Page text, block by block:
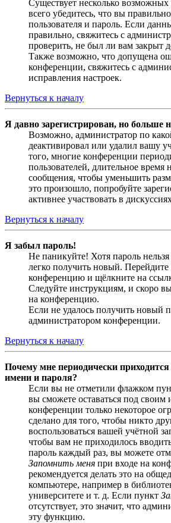
Существует несколько
всего убедитесь, что вы
пользователя и пароль. Если
правильно, свяжитесь с
проверить, не был ли вам закрыт
Также возможно, что допущена
конференции, свяжитесь с
исправления настроек.
Вернуться к началу
Я давно зарегистрирован, но больше
Возможно, администратор по
деактивировал или удалил вашу
того, многие конференции
пользователей, длительное время
сообщения, чтобы уменьшить
это произошло, попробуйте
активнее участвовать в
Вернуться к началу
Я забыл пароль!
Не паникуйте! Хотя пароль
легко получить новый. Перейдите
конференцию и щёлкните на
Следуйте инструкциям, и скоро
на конференцию.
Если не удалось получить новый
администратором конференции.
Вернуться к началу
Почему мне периодически
имени и пароля?
Если вы не отметили флажком
вы сможете оставаться под своим
конференции только некоторое
сделано для того, чтобы никто
воспользоваться вашей учётной
чтобы вам не приходилось
пароль каждый раз, вы можете
Запомнить меня при входе на
рекомендуется делать это на
компьютере, например в
университете и т. д. Если пункт
отсутствует, это значит, что
эту функцию.